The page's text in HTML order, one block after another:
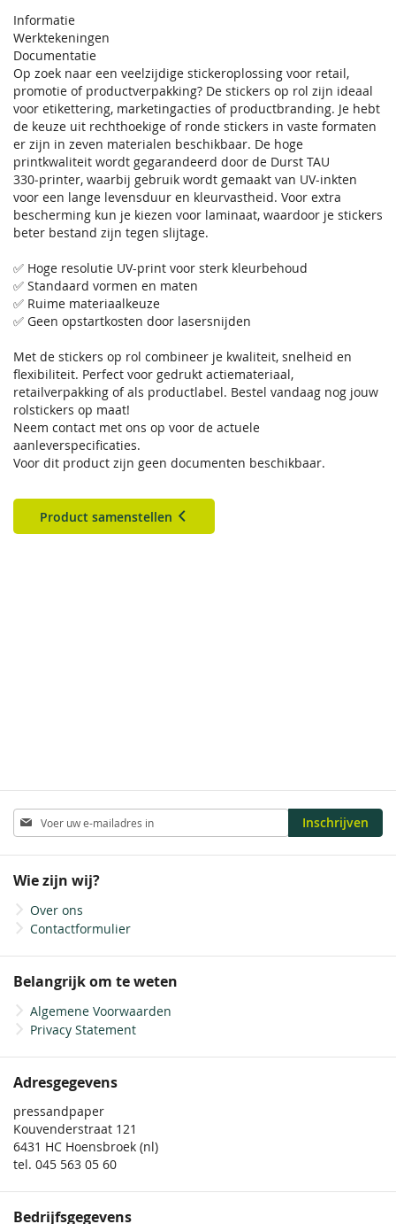
Informatie
Werktekeningen
Documentatie
Op zoek naar een veelzijdige stickeroplossing voor retail,
promotie of productverpakking? De stickers op rol zijn ideaal
voor etikettering, marketingacties of productbranding. Je hebt
de keuze uit rechthoekige of ronde stickers in vaste formaten
er zijn in zeven materialen beschikbaar. De hoge
printkwaliteit wordt gegarandeerd door de Durst TAU
330‑printer, waarbij gebruik wordt gemaakt van UV-inkten
voor een lange levensduur en kleurvastheid. Voor extra
bescherming kun je kiezen voor laminaat, waardoor je stickers
beter bestand zijn tegen slijtage.
✅ Hoge resolutie UV-print voor sterk kleurbehoud
✅ Standaard vormen en maten
✅ Ruime materiaalkeuze
✅ Geen opstartkosten door lasersnijden
Met de stickers op rol combineer je kwaliteit, snelheid en
flexibiliteit. Perfect voor gedrukt actiemateriaal,
retailverpakking of als productlabel. Bestel vandaag nog jouw
rolstickers op maat!
Neem contact met ons op voor de actuele
aanleverspecificaties.
Voor dit product zijn geen documenten beschikbaar.
Product samenstellen
Abonneer
u
op
nieuwsbrief
Inschrijven
Wie zijn wij?
Over ons
Contactformulier
Belangrijk om te weten
Algemene Voorwaarden
Privacy Statement
Adresgegevens
pressandpaper
Kouvenderstraat 121
6431 HC Hoensbroek (nl)
tel. 045 563 05 60
Bedrijfsgegevens